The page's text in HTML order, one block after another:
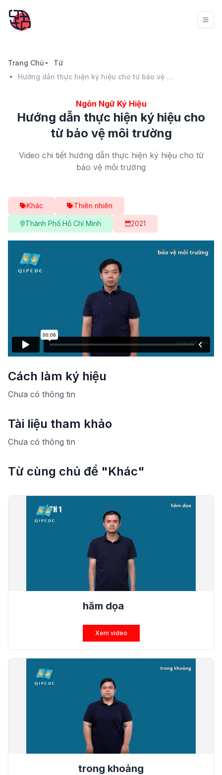
Trang Chủ
Từ
Hướng dẫn thực hiện ký hiệu cho từ bảo vệ môi trường
Ngôn Ngữ Ký Hiệu
Hướng dẫn thực hiện ký hiệu cho
từ bảo vệ môi trường
Video chi tiết hướng dẫn thực hiện ký hiệu cho từ
bảo vệ môi trường
Khác Thiên nhiên
Thành Phố Hồ Chí Minh 2021
Cách làm ký hiệu
Chưa có thông tin
Tài liệu tham khảo
Chưa có thông tin
Từ cùng chủ đề "Khác"
hăm dọa
Xem video
trong khoảng